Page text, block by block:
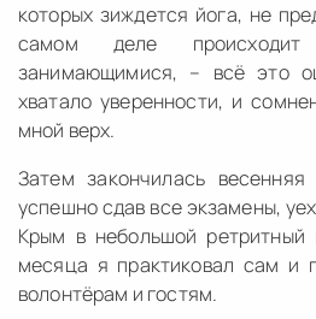
которых зиждется йога, не
самом деле
занимающимися, – всё это
хватало уверенности, и
мной верх.
Затем закончилась
успешно сдав все экзамены,
Крым в небольшой ретритный
месяца я практиковал сам и
волонтёрам и гостям.